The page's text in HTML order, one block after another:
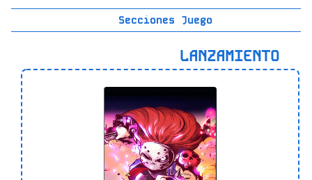
Secciones Juego
LANZAMIENTO